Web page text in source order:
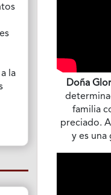
la
Doña
familia
preciado.
y es una